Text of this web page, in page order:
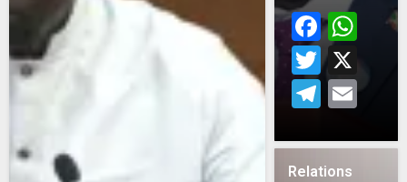
X
Relations